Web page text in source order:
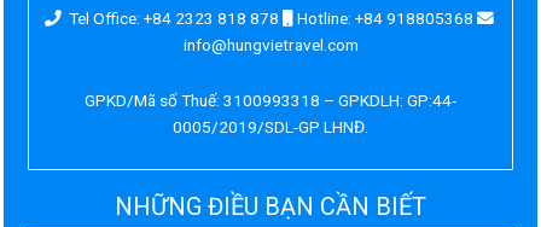
Tel Office: +84 2323 818 878
Hotline: +84 918805368
info@hungvietravel.com
GPKD/Mã số Thuế: 3100993318 – GPKDLH: GP:44-
0005/2019/SDL-GP LHNĐ.
NHỮNG ĐIỀU BẠN CẦN BIẾT